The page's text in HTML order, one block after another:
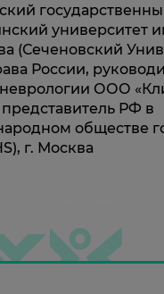
университет
(Сеченовский
России,
ООО
представитель РФ в
обществе
г. Москва